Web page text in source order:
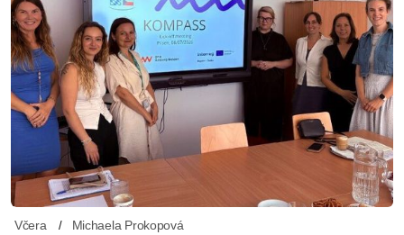
Včera Michaela Prokopová